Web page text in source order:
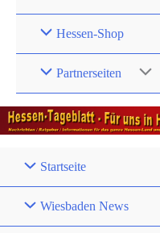
Hessen-Shop
Partnerseiten
Startseite
Wiesbaden News